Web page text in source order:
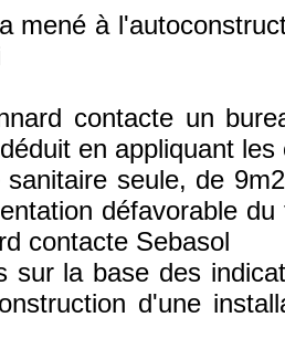
mené à
contacte un
en appliquant
sanitaire seule, de
défavorable
contacte Sebasol
sur la base des
d'une